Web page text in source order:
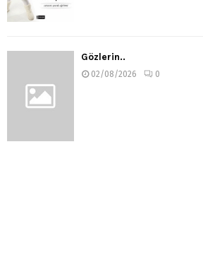
Gözlerin..
02/08/2026 0